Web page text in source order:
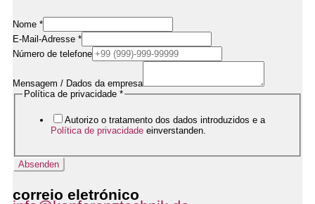
Nome *
E-Mail-Adresse *
Número de telefone
Mensagem / Dados da empresa
E-
Datenschutzerklärung
Política de privacidade *
Autorizo o tratamento dos dados introduzidos e a
Política de privacidadeeinverstanden.
Absenden
correio eletrónico